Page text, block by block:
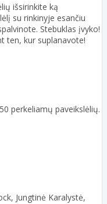
išsirinkite ką
su rinkinyje esančiu
Stebuklas įvyko!
ten, kur suplanavote!
perkeliamų paveikslėlių.
Jungtinė Karalystė,